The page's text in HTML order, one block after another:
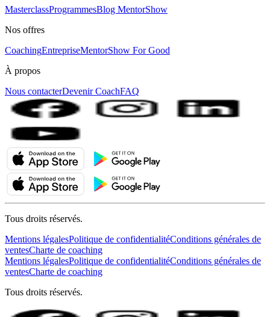
MasterclassProgrammesBlog MentorShow
Nos offres
CoachingEntrepriseMentorShow For Good
À propos
Nous contacterDevenir CoachFAQ
Tous droits réservés.
Mentions légalesPolitique de confidentialitéConditions générales de
ventesCharte de coaching
Mentions légalesPolitique de confidentialitéConditions générales de
ventesCharte de coaching
Tous droits réservés.